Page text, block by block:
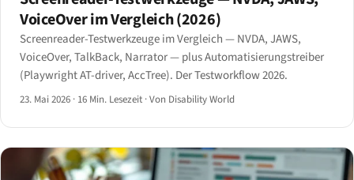
VoiceOver im Vergleich (2026)
Screenreader-Testwerkzeuge im Vergleich — NVDA, JAWS,
VoiceOver, TalkBack, Narrator — plus Automatisierungstreiber
(Playwright AT-driver, AccTree). Der Testworkflow 2026.
23. Mai 2026 · 16 Min. Lesezeit ·Von Disability World